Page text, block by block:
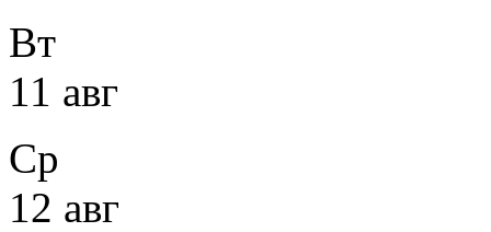
Вт
11 авг
Ср
12 авг